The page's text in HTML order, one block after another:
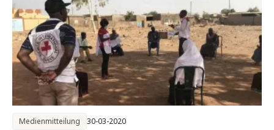
Medienmitteilung 30-03-2020